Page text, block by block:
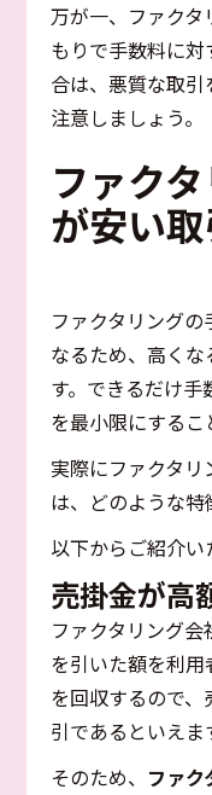
万が一、ファク
もりで手数料に
合は、悪質な取
注意しましょう。
ファク
が安い
ファクタリング
なるため、高く
す。できるだけ
を最小限にするこ
実際にファクタ
は、どのような特
以下からご紹介い
売掛金が高
ファクタリング
を引いた額を利
を回収するので
引であるといえま
そのため、 ファ